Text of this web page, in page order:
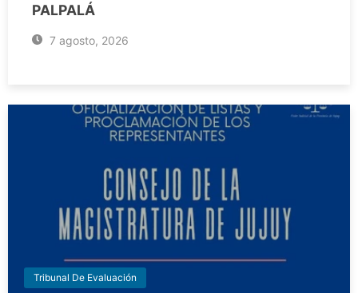
PALPALÁ
7 agosto, 2026
Tribunal De Evaluación